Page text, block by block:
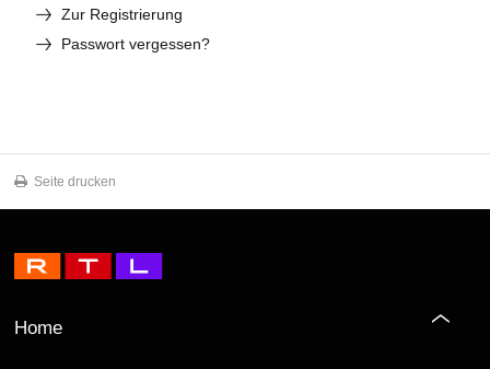
Zur Registrierung
Passwort vergessen?
Seite drucken
Home